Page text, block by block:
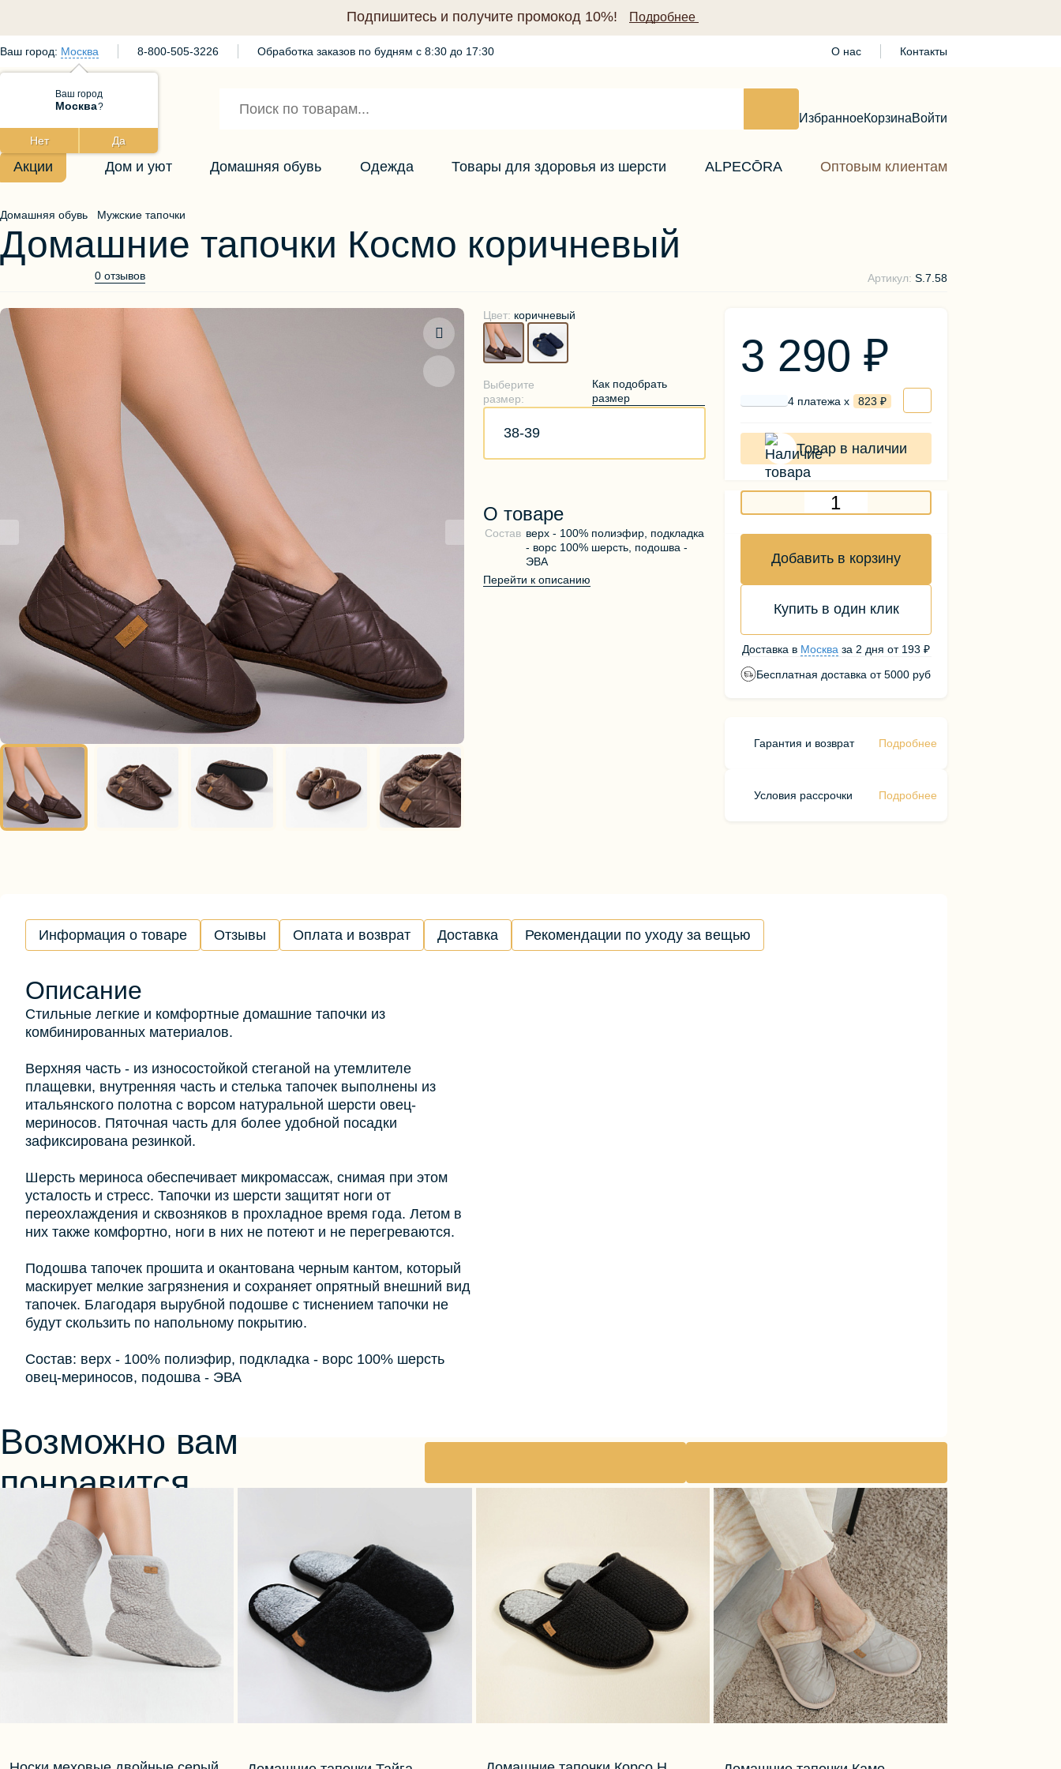
Подпишитесь и получите промокод 10%! Подробнее
Ваш город: Москва
Ваш город
Москва?
Нет Да
8-800-505-3226 Обработка заказов по будням с 8:30 до 17:30 О нас Контакты
ИзбранноеКорзинаВойти
Акции Дом и уют Домашняя обувь Одежда Товары для здоровья из шерсти ALPECŌRA Оптовым клиентам
Домашняя обувь Мужские тапочки
Домашние тапочки Космо коричневый
0 отзывов Артикул: S.7.58
Цвет: коричневый
Выберите
размер:
Как подобрать
размер
38-39
О товаре
Состав верх - 100% полиэфир, подкладка
- ворс 100% шерсть, подошва -
ЭВА
Перейти к описанию
3 290 ₽
4 платежа х 823 ₽
Товар в наличии
Добавить в корзину
Купить в один клик
Доставка в Москва за 2 дня от 193 ₽
Бесплатная доставка от 5000 руб
Гарантия и возврат Подробнее
Условия рассрочки Подробнее
Информация о товаре Отзывы Оплата и возврат Доставка Рекомендации по уходу за вещью
Описание
Стильные легкие и комфортные домашние тапочки из
комбинированных материалов.
Верхняя часть - из износостойкой стеганой на утемлителе
плащевки, внутренняя часть и стелька тапочек выполнены из
итальянского полотна с ворсом натуральной шерсти овец-
мериносов. Пяточная часть для более удобной посадки
зафиксирована резинкой.
Шерсть мериноса обеспечивает микромассаж, снимая при этом
усталость и стресс. Тапочки из шерсти защитят ноги от
переохлаждения и сквозняков в прохладное время года. Летом в
них также комфортно, ноги в них не потеют и не перегреваются.
Подошва тапочек прошита и окантована черным кантом, который
маскирует мелкие загрязнения и сохраняет опрятный внешний вид
тапочек. Благодаря вырубной подошве с тиснением тапочки не
будут скользить по напольному покрытию.
Состав: верх - 100% полиэфир, подкладка - ворс 100% шерсть
овец-мериносов, подошва - ЭВА
Возможно вам
понравится